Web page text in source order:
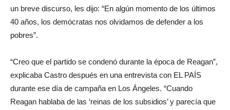
un breve discurso, les dijo: “En algún momento de los últimos
40 años, los demócratas nos olvidamos de defender a los
pobres”.
“Creo que el partido se condenó durante la época de Reagan”,
explicaba Castro después en una entrevista con EL PAÍS
durante ese día de campaña en Los Ángeles. “Cuando
Reagan hablaba de las ‘reinas de los subsidios’ y parecía que